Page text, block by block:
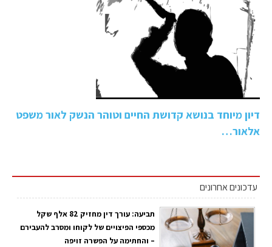
דיון מיוחד בנושא קדושת החיים וטוהר הנשק לאור משפט
אלאור…
עדכונים אחרונים
תביעה: עורך דין מחזיק 82 אלף שקל
מכספי הפיצויים של לקוחו ומסרב להעבירם
– והחתימה על הפשרה זויפה